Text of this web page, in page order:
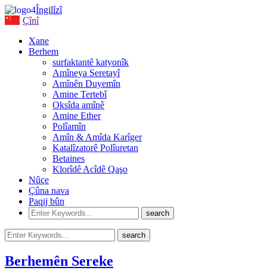
Îngilîzî
Çînî
Xane
Berhem
surfaktantê katyonîk
Amîneya Seretayî
Amînên Duyemîn
Amine Tertebî
Oksîda amînê
Amine Ether
Polîamîn
Amîn & Amîda Karîger
Katalîzatorê Polîuretan
Betaines
Klorîdê Acîdê Qaşo
Nûçe
Çûna nava
Paqij bûn
Berhemên Sereke